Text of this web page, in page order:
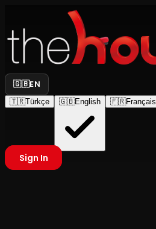
🇬🇧EN
🇹🇷Türkçe 🇬🇧English 🇫🇷Français
Sign In